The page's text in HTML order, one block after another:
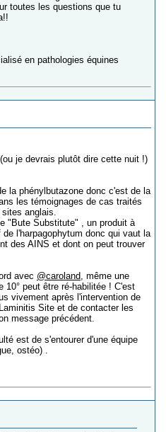
toutes les questions que tu
en pathologies équines
je devrais plutôt dire cette nuit !)
la phénylbutazone donc c'est de la
les témoignages de cas traités
anglais.
"Bute Substitute" , un produit à
l'harpagophytum donc qui vaut la
des AINS et dont on peut trouver
avec @caroland, même une
10° peut être ré-habilitée ! C'est
vivement après l'intervention de
Site et de contacter les
message précédent.
est de s'entourer d'une équipe
ostéo) .